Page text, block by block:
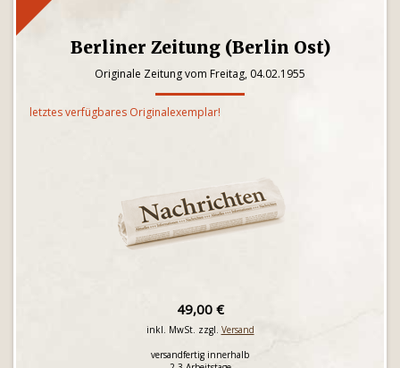
Berliner Zeitung (Berlin Ost)
Originale Zeitung vom Freitag, 04.02.1955
letztes verfügbares Originalexemplar!
49,00 €
inkl. MwSt. zzgl. Versand
versandfertig innerhalb